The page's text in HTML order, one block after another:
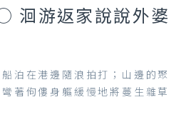
洄游返家說說外婆
泊在港邊隨浪拍打；山邊的聚
著佝僂身軀緩慢地將蔓生雜草